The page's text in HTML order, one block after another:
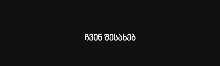
ჩვენ შესახებ